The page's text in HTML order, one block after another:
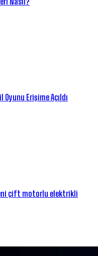
Erişime Açıldı
çift motorlu elektrikli